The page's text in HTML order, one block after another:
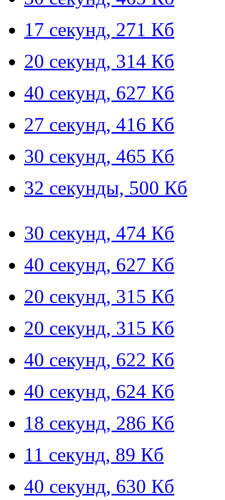
17 секунд, 271 Кб
20 секунд, 314 Кб
40 секунд, 627 Кб
27 секунд, 416 Кб
30 секунд, 465 Кб
32 секунды, 500 Кб
30 секунд, 474 Кб
40 секунд, 627 Кб
20 секунд, 315 Кб
20 секунд, 315 Кб
40 секунд, 622 Кб
40 секунд, 624 Кб
18 секунд, 286 Кб
11 секунд, 89 Кб
40 секунд, 630 Кб